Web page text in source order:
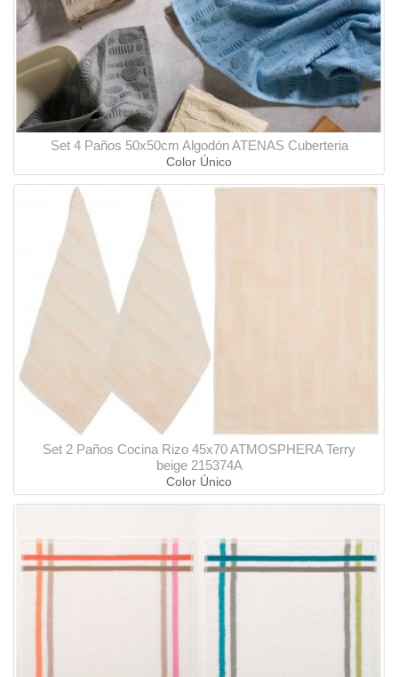
Set 4 Paños 50x50cm Algodón ATENAS Cuberteria
Color Único
Set 2 Paños Cocina Rizo 45x70 ATMOSPHERA Terry
beige 215374A
Color Único